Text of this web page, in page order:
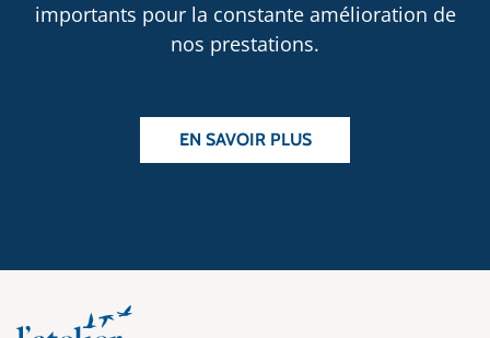
importants pour la constante amélioration de
nos prestations.
EN SAVOIR PLUS